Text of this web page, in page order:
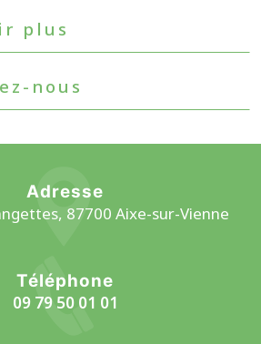
plus
nous
Adresse
87700 Aixe-sur-Vienne
Téléphone
09 79 50 01 01